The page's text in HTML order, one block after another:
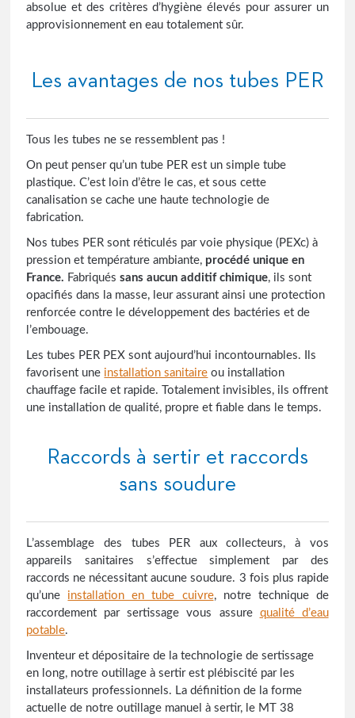
absolue et des critères d’hygiène élevés pour assurer un
approvisionnement en eau totalement sûr.
Les avantages de nos tubes PER
Tous les tubes ne se ressemblent pas !
On peut penser qu’un tube PER est un simple tube
plastique. C’est loin d’être le cas, et sous cette
canalisation se cache une haute technologie de
fabrication.
Nos tubes PER sont réticulés par voie physique (PEXc) à
pression et température ambiante, procédé unique en
France. Fabriquéssans aucun additif chimique, ils sont
opacifiés dans la masse, leur assurant ainsi une protection
renforcée contre le développement des bactéries et de
l’embouage.
Les tubes PER PEX sont aujourd’hui incontournables. Ils
favorisent une installation sanitaire ou installation
chauffage facile et rapide. Totalement invisibles, ils offrent
une installation de qualité, propre et fiable dans le temps.
Raccords à sertir et raccords
sans soudure
L’assemblage des tubes PER aux collecteurs, à vos
appareils sanitaires s’effectue simplement par des
raccords ne nécessitant aucune soudure. 3 fois plus rapide
qu’une installation en tube cuivre, notre technique de
raccordement par sertissage vous assure qualité d’eau
potable.
Inventeur et dépositaire de la technologie de sertissage
en long, notre outillage à sertir est plébiscité par les
installateurs professionnels. La définition de la forme
actuelle de notre outillage manuel à sertir, le MT 38